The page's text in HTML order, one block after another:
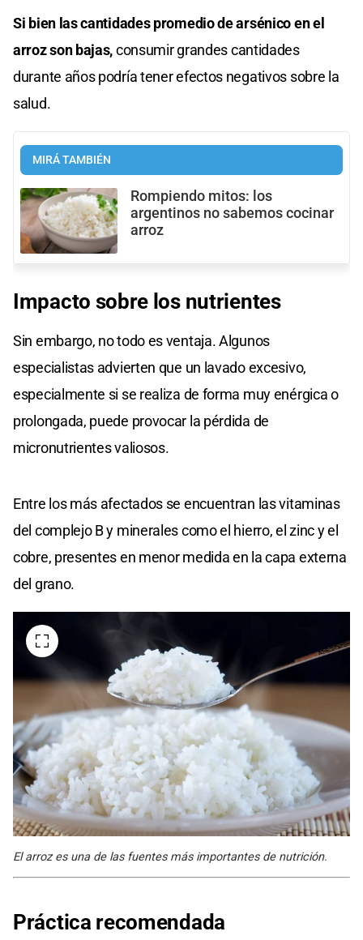
Si bien las cantidades promedio de arsénico en el
arroz son bajas,consumir grandes cantidades
durante años podría tener efectos negativos sobre la
salud.
MIRÁ TAMBIÉN
Rompiendo mitos: los
argentinos no sabemos cocinar
arroz
Impacto sobre los nutrientes
Sin embargo, no todo es ventaja. Algunos
especialistas advierten que un lavado excesivo,
especialmente si se realiza de forma muy enérgica o
prolongada, puede provocar la pérdida de
micronutrientes valiosos.
Entre los más afectados se encuentran las vitaminas
del complejo B y minerales como el hierro, el zinc y el
cobre, presentes en menor medida en la capa externa
del grano.
El arroz es una de las fuentes más importantes de nutrición.
Práctica recomendada